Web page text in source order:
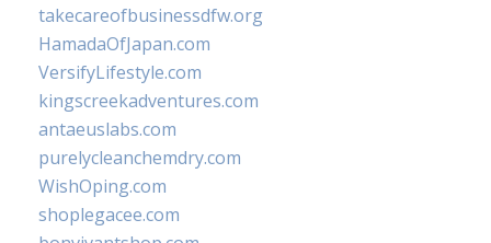
takecareofbusinessdfw.org
HamadaOfJapan.com
VersifyLifestyle.com
kingscreekadventures.com
antaeuslabs.com
purelycleanchemdry.com
WishOping.com
shoplegacee.com